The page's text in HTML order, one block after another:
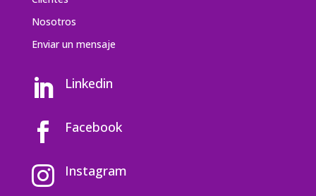
Nosotros
Enviar un mensaje
 Linkedin
 Facebook
 Instagram